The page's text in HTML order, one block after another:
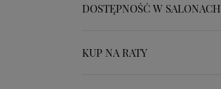
DOSTĘPNOŚĆ W SALONACH
KUP NA RATY